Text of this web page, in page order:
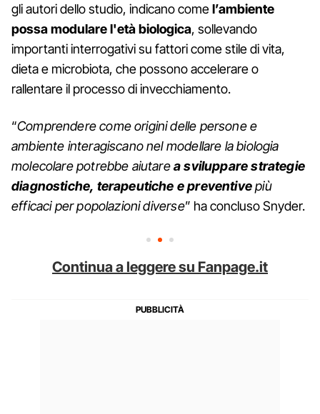
gli autori dello studio, indicano comel’ambiente
possa modulare l'età biologica, sollevando
importanti interrogativi su fattori come stile di vita,
dieta e microbiota, che possono accelerare o
rallentare il processo di invecchiamento.
“Comprendere come origini delle persone e
ambiente interagiscano nel modellare la biologia
molecolare potrebbe aiutarea sviluppare strategie
diagnostiche, terapeutiche e preventivepiù
efficaci per popolazioni diverse” ha concluso Snyder.
Continua a leggere su Fanpage.it